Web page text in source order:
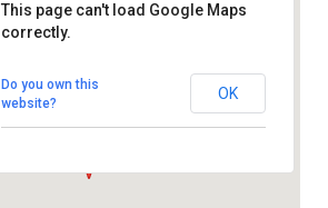
Hannover
Veranstaltungen
This page can't load Google Maps
correctly.
Do you own this
website?
OK